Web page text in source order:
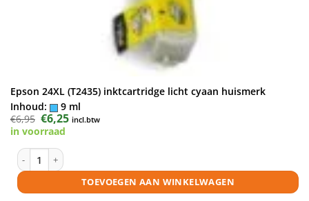
Epson 24XL (T2435) inktcartridge licht cyaan huismerk
Inhoud:
9 ml
€6,95 Oorspronkelijke
prijs
was:
€6,25Huidige
prijs
incl.btw
in voorraad
Epson 24XL (T2435) inktcartridge licht cyaan huismerk aantal
TOEVOEGEN AAN WINKELWAGEN